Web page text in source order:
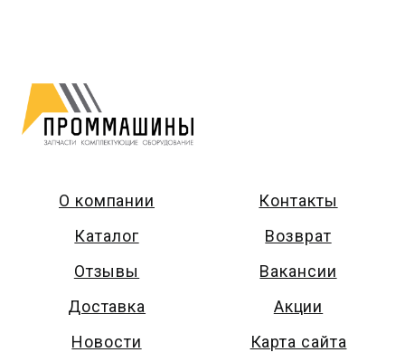
О компании
Каталог
Отзывы
Доставка
Новости
Контакты
Возврат
Вакансии
Акции
Карта сайта